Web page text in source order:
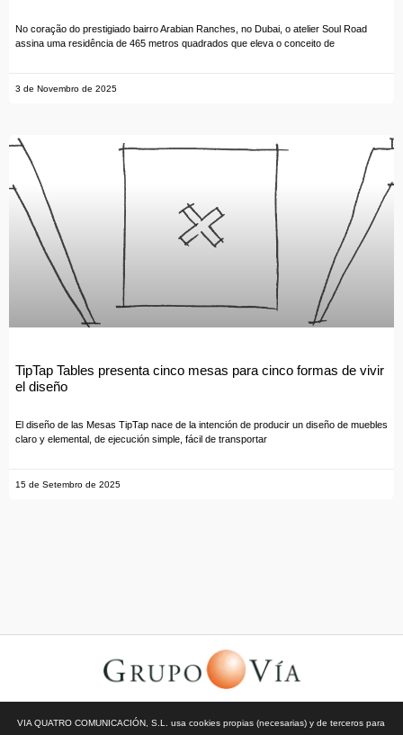
No coração do prestigiado bairro Arabian Ranches, no Dubai, o atelier Soul Road
assina uma residência de 465 metros quadrados que eleva o conceito de
3 de Novembro de 2025
TipTap Tables presenta cinco mesas para cinco formas de vivir
el diseño
El diseño de las Mesas TipTap nace de la intención de producir un diseño de muebles
claro y elemental, de ejecución simple, fácil de transportar
15 de Setembro de 2025
| Grupo Vía | 2026 |Aviso Legal y Privacidad|Política de
VIA QUATRO COMUNICACIÓN, S.L. usa cookies propias (necesarias) y de terceros para